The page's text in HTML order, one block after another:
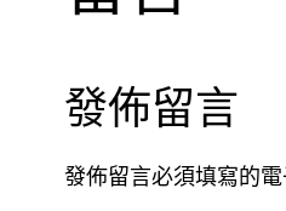
發佈留言
發佈留言必須填寫的